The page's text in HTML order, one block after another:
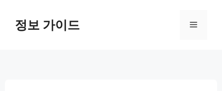
정보 가이드 메